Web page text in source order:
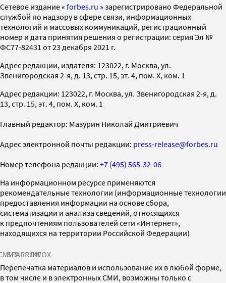
Cетевое издание « forbes.ru » зарегистрировано Федеральной
службой по надзору в сфере связи, информационных
технологий и массовых коммуникаций, регистрационный
номер и дата принятия решения о регистрации: серия Эл №
ФС77-82431 от 23 декабря 2021 г.
Адрес редакции, издателя: 123022, г. Москва, ул.
Звенигородская 2-я, д. 13, стр. 15, эт. 4, пом. X, ком. 1
Адрес редакции: 123022, г. Москва, ул. Звенигородская 2-я, д.
13, стр. 15, эт. 4, пом. X, ком. 1
Главный редактор: Мазурин Николай Дмитриевич
Адрес электронной почты редакции: press-release@forbes.ru
Номер телефона редакции: +7 (495) 565-32-06
На информационном ресурсе применяются
рекомендательные технологии (информационные технологии
предоставления информации на основе сбора,
систематизации и анализа сведений, относящихся
к предпочтениям пользователей сети «Интернет»,
находящихся на территории Российской Федерации)
SPARROWINFOX
Перепечатка материалов и использование их в любой форме,
в том числе и в электронных СМИ, возможны только с